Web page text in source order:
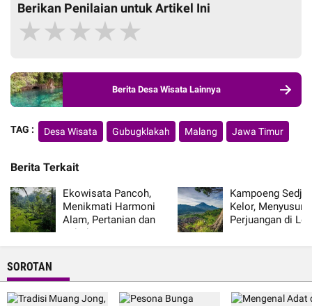
Berikan Penilaian untuk Artikel Ini
★★★★★
Berita Desa Wisata Lainnya
TAG : Desa Wisata Gubugklakah Malang Jawa Timur
Berita Terkait
Ekowisata Pancoh,
Menikmati Harmoni
Alam, Pertanian dan
Kehidupan Desa
Kampoeng
Kelor, Menyusuri
Perjuangan di
SOROTAN